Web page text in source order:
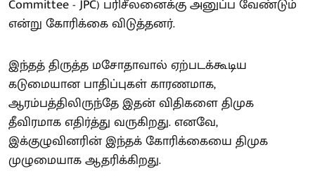
Committee - JPC) பரிசீலனைக்கு அனுப்ப வேண்டும்
என்று கோரிக்கை விடுத்தனர்.
இந்தத் திருத்த மசோதாவால் ஏற்படக்கூடிய
கடுமையான பாதிப்புகள் காரணமாக,
ஆரம்பத்திலிருந்தே இதன் விதிகளை திமுக
தீவிரமாக எதிர்த்து வருகிறது. எனவே,
இக்குழுவினரின் இந்தக் கோரிக்கையை திமுக
முழுமையாக ஆதரிக்கிறது.